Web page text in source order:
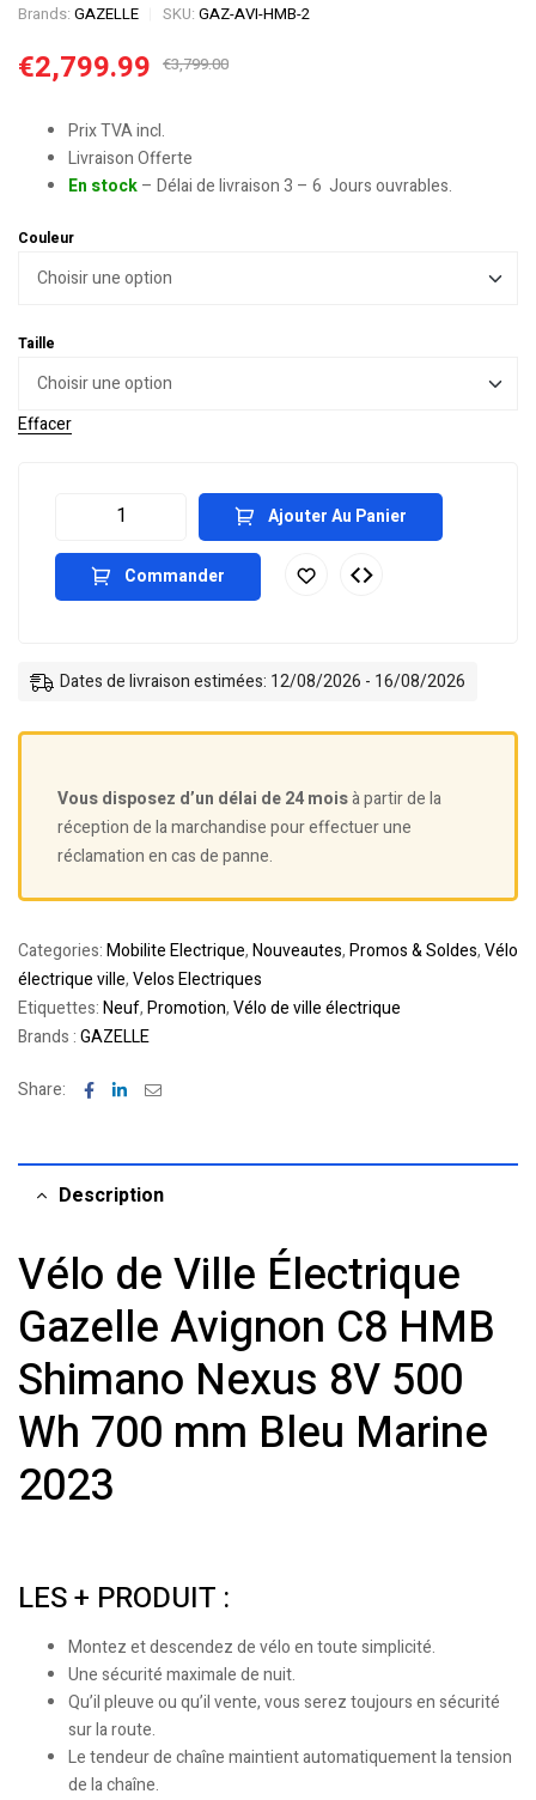
Brands: GAZELLE SKU: GAZ-AVI-HMB-2
€3,799.00
€2,799.99
Prix TVA incl.
Livraison Offerte
En stock– Délai de livraison 3 – 6 Jours ouvrables.
Couleur
Taille
Effacer
Ajouter Au Panier
Commander
Dates de livraison estimées: 12/08/2026 - 16/08/2026
Vous disposez d’un délai de 24 moisà partir de la
réception de la marchandise pour effectuer une
réclamation en cas de panne.
Categories:Mobilite Electrique,Nouveautes,Promos & Soldes,Vélo
électrique ville,Velos Electriques
Etiquettes:Neuf,Promotion,Vélo de ville électrique
Brands :GAZELLE
Share: Facebook
LinkedinEmail
Description
Vélo de Ville Électrique
Gazelle Avignon C8 HMB
Shimano Nexus 8V 500
Wh 700 mm Bleu Marine
2023
LES + PRODUIT :
Montez et descendez de vélo en toute simplicité.
Une sécurité maximale de nuit.
Qu’il pleuve ou qu’il vente, vous serez toujours en sécurité
sur la route.
Le tendeur de chaîne maintient automatiquement la tension
de la chaîne.